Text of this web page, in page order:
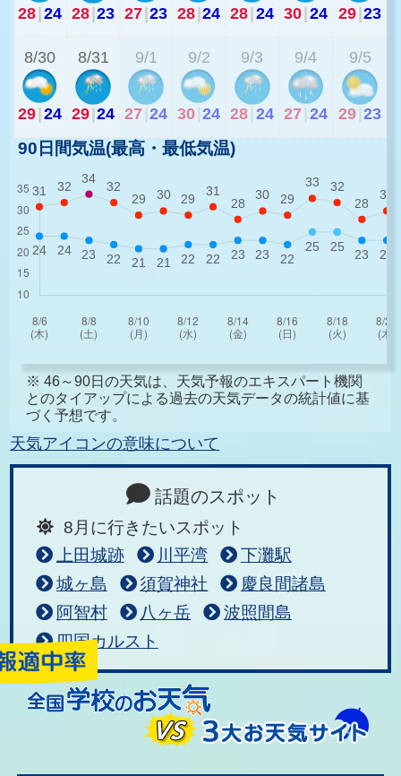
28|24 28|23 27|23 28|24 28|24 30|24 29|23
8/30
29|24
8/31
29|24
9/1
27 24
9/2
30 24
9/3
28 24
9/4
27 24
9/5
29 23
90日間気温(最高・最低気温)
※ 46～90日の天気は、天気予報のエキスパート機関
とのタイアップによる過去の天気データの統計値に基
づく予想です。
天気アイコンの意味について
話題のスポット
8月に行きたいスポット
上田城跡
川平湾
下灘駅
城ヶ島
須賀神社
慶良間諸島
阿智村
八ヶ岳
波照間島
四国カルスト